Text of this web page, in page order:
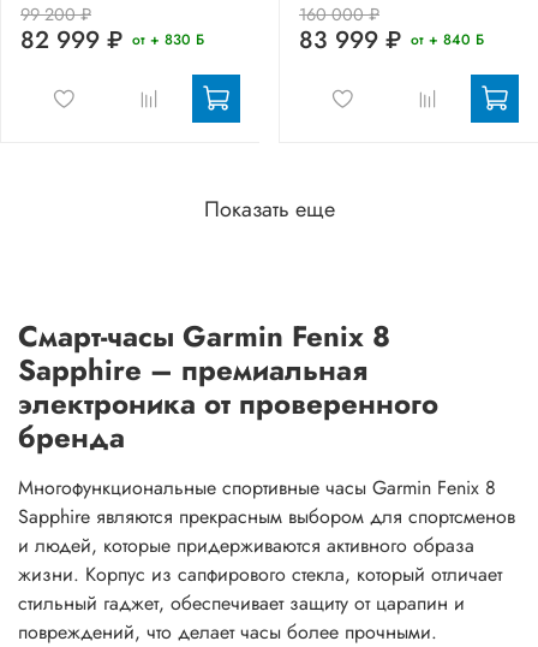
99 200 ₽
82 999 ₽ от + 830 Б
160 000 ₽
83 999 ₽ от + 840 Б
Показать еще
Смарт-часы Garmin Fenix 8
Sapphire – премиальная
электроника от проверенного
бренда
Многофункциональные спортивные часы Garmin Fenix 8
Sapphire являются прекрасным выбором для спортсменов
и людей, которые придерживаются активного образа
жизни. Корпус из сапфирового стекла, который отличает
стильный гаджет, обеспечивает защиту от царапин и
повреждений, что делает часы более прочными.